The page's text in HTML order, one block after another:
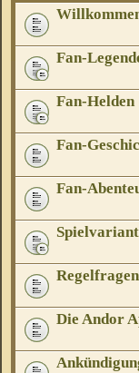
Fan-
Fan-Helden
Fan-
Fan-
Die Andor